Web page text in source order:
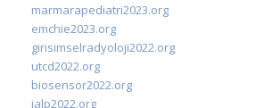
marmarapediatri2023.org
emchie2023.org
girisimselradyoloji2022.org
utcd2022.org
biosensor2022.org
ialp2022.org